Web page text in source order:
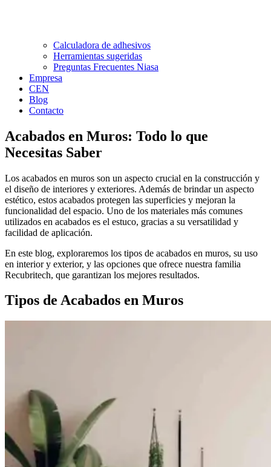
Calculadora de adhesivos
Herramientas sugeridas
Preguntas Frecuentes Niasa
Empresa
CEN
Blog
Contacto
Acabados en Muros: Todo lo que
Necesitas Saber
Los acabados en muros son un aspecto crucial en la construcción y
el diseño de interiores y exteriores. Además de brindar un aspecto
estético, estos acabados protegen las superficies y mejoran la
funcionalidad del espacio. Uno de los materiales más comunes
utilizados en acabados es el estuco, gracias a su versatilidad y
facilidad de aplicación.
En este blog, exploraremos los tipos de acabados en muros, su uso
en interior y exterior, y las opciones que ofrece nuestra familia
Recubritech, que garantizan los mejores resultados.
Tipos de Acabados en Muros